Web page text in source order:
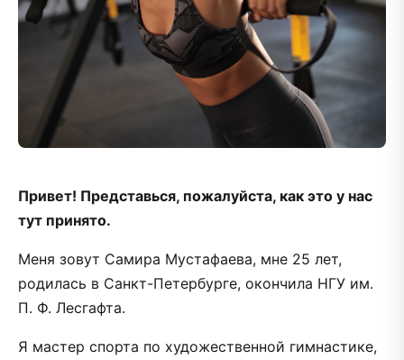
Привет! Представься, пожалуйста, как это у нас
тут принято.
Меня зовут Самира Мустафаева, мне 25 лет,
родилась в Санкт-Петербурге, окончила НГУ им.
П. Ф. Лесгафта.
Я мастер спорта по художественной гимнастике,